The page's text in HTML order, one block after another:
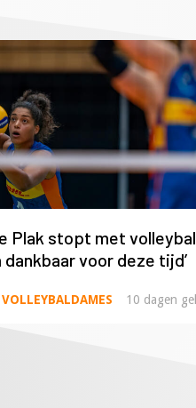
Plak stopt met
dankbaar voor deze tijd’
10 dagen